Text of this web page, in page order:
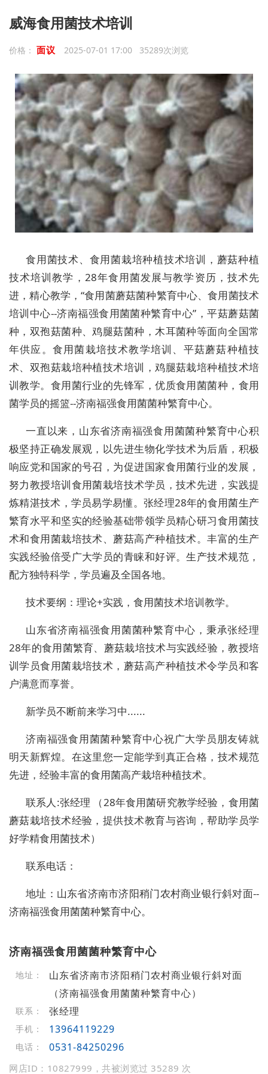
威海食用菌技术培训
价格： 面议 2025-07-01 17:00 35289次浏览
食用菌技术、食用菌栽培种植技术培训，蘑菇种植
技术培训教学，28年食用菌发展与教学资历，技术先
进，精心教学，“食用菌蘑菇菌种繁育中心、食用菌技术
培训中心--济南福强食用菌菌种繁育中心”，平菇蘑菇菌
种，双孢菇菌种、鸡腿菇菌种，木耳菌种等面向全国常
年供应。食用菌栽培技术教学培训、平菇蘑菇种植技
术、双孢菇栽培种植技术培训，鸡腿菇栽培种植技术培
训教学。食用菌行业的先锋军，优质食用菌菌种，食用
菌学员的摇篮--济南福强食用菌菌种繁育中心。
一直以来，山东省济南福强食用菌菌种繁育中心积
极坚持正确发展观，以先进生物化学技术为后盾，积极
响应党和国家的号召，为促进国家食用菌行业的发展，
努力教授培训食用菌栽培技术学员，技术先进，实践提
炼精湛技术，学员易学易懂。张经理28年的食用菌生产
繁育水平和坚实的经验基础带领学员精心研习食用菌技
术和食用菌栽培技术、蘑菇高产种植技术。丰富的生产
实践经验倍受广大学员的青睐和好评。生产技术规范，
配方独特科学，学员遍及全国各地。
技术要纲：理论+实践，食用菌技术培训教学。
山东省济南福强食用菌菌种繁育中心，秉承张经理
28年的食用菌繁育、蘑菇栽培技术与实践经验，教授培
训学员食用菌栽培技术，蘑菇高产种植技术令学员和客
户满意而享誉。
新学员不断前来学习中......
济南福强食用菌菌种繁育中心祝广大学员朋友铸就
明天新辉煌。在这里您一定能学到真正合格，技术规范
先进，经验丰富的食用菌高产栽培种植技术。
联系人:张经理 （28年食用菌研究教学经验，食用菌
蘑菇栽培技术经验，提供技术教育与咨询，帮助学员学
好学精食用菌技术）
联系电话：
地址：山东省济南市济阳稍门农村商业银行斜对面--
济南福强食用菌菌种繁育中心。
济南福强食用菌菌种繁育中心
地址：
山东省济南市济阳稍门农村商业银行斜对面
（济南福强食用菌菌种繁育中心）
联系： 张经理
手机： 13964119229
电话： 0531-84250296
网店ID：10827999，共被浏览过 35289 次